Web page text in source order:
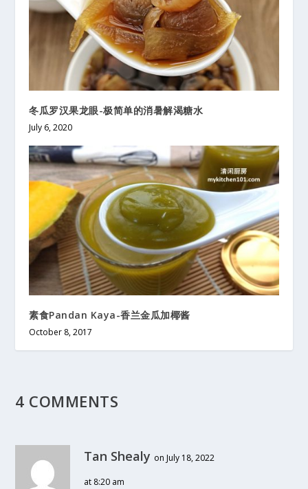
冬瓜罗汉果龙眼-极简单的消暑解渴糖水
July 6, 2020
素食Pandan Kaya-香兰金瓜加椰酱
October 8, 2017
4 COMMENTS
Tan Shealy on July 18, 2022
at 8:20 am